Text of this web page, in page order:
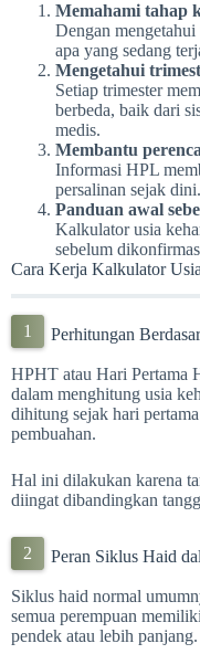
Memahami tahap
Dengan
apa yang sedang
Mengetahui
Setiap trimester
berbeda, baik dari
medis.
Membantu
Informasi HPL
persalinan sejak dini.
Panduan awal
Kalkulator usia
sebelum
Cara Kerja Kalkulator
Perhitungan
HPHT atau Hari Pertama
dalam menghitung usia
dihitung sejak hari
pembuahan.
Hal ini dilakukan karena
diingat dibandingkan
Peran Siklus Haid
Siklus haid normal
semua perempuan
pendek atau lebih panjang.